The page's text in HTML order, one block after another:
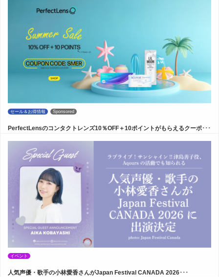
セール＆お得情報 Sponsored
PerfectLensのコンタクトレンズ10％OFF＋10ポイントがもらえるクーポ･･･
イベント
人気声優・歌手の小林愛香さんがJapan Festival CANADA 2026･･･